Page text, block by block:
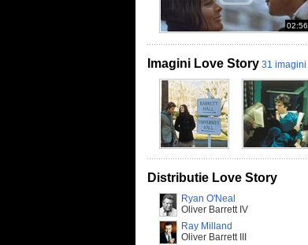
02:56
Imagini Love Story 31 imagini
Distributie Love Story
Ryan O'Neal
Oliver Barrett IV
Ray Milland
Oliver Barrett III